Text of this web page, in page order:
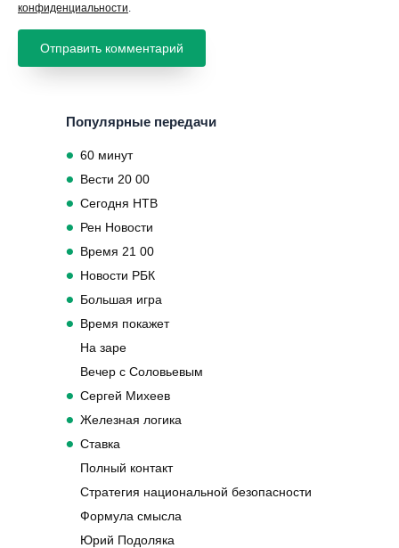
конфиденциальности.
Популярные передачи
60 минут
Вести 20 00
Сегодня НТВ
Рен Новости
Время 21 00
Новости РБК
Большая игра
Время покажет
На заре
Вечер с Соловьевым
Сергей Михеев
Железная логика
Ставка
Полный контакт
Стратегия национальной безопасности
Формула смысла
Юрий Подоляка